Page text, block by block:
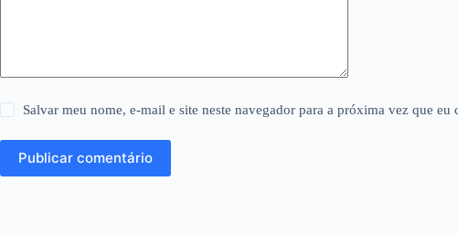
Salvar meu nome, e-mail e site neste navegador para a próxima vez que eu
Publicar comentário